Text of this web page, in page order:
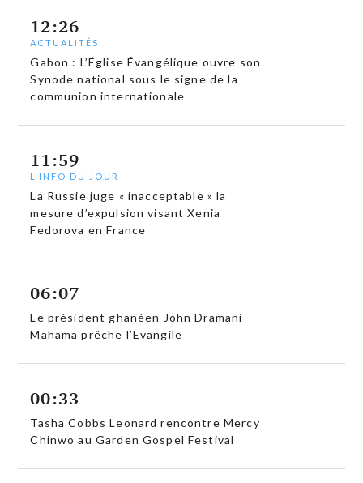
12:26
ACTUALITÉS
Gabon : L’Église Évangélique ouvre son
Synode national sous le signe de la
communion internationale
11:59
L'INFO DU JOUR
La Russie juge « inacceptable » la
mesure d’expulsion visant Xenia
Fedorova en France
06:07
Le président ghanéen John Dramani
Mahama prêche l’Evangile
00:33
Tasha Cobbs Leonard rencontre Mercy
Chinwo au Garden Gospel Festival